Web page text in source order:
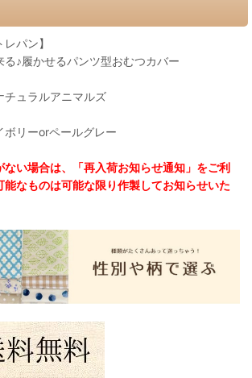
パン】
る♪履かせるパンツ型おむつカバー
チュラルアニマルズ
ボリーorペールグレー
ない場合は、「再入荷お知らせ通知」をご利
能なものは可能な限り作製してお知らせいた